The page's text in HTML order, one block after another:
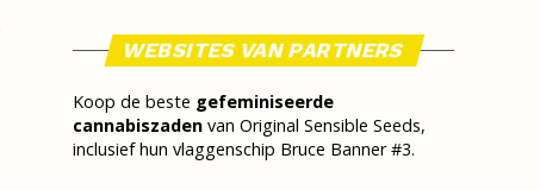
WEBSITES VAN PARTNERS
Koop de beste gefeminiseerde
cannabiszaden van Original Sensible Seeds,
inclusief hun vlaggenschip Bruce Banner #3.